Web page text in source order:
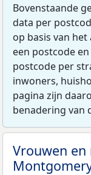
Bovenstaande
data per
op basis van
een postcode
postcode per
inwoners,
pagina zijn
benadering van
Vrouwen en